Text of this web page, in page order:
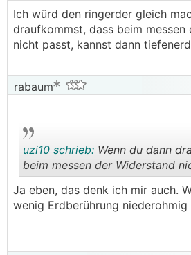
Ich würd den ringerder gleich
draufkommst, dass beim messen
nicht passt, kannst dann
rabaum
..
uzi10 schrieb: Wenn du dann
beim messen der Widerstand
Ja eben, das denk ich mir auch.
wenig Erdberührung niederohmig